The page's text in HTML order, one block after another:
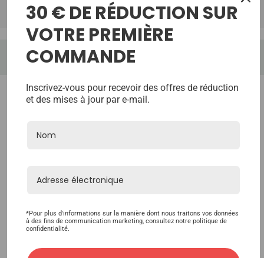
TrustScore:Reviews:
< >
30 € DE RÉDUCTION SUR
VOTRE PREMIÈRE
COMMANDE
Inscrivez-vous pour recevoir des offres de réduction
et des mises à jour par e-mail.
*Pour plus d'informations sur la manière dont nous traitons vos données
à des fins de communication marketing, consultez notre politique de
confidentialité.